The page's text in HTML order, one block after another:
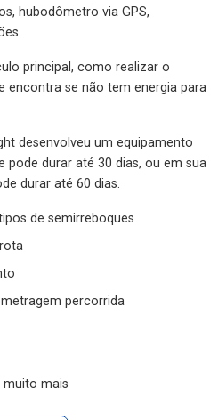
hubodômetro via GPS,
principal, como realizar o
encontra se não tem energia para
desenvolveu um equipamento
pode durar até 30 dias, ou em sua
durar até 60 dias.
de semirreboques
percorrida
muito mais